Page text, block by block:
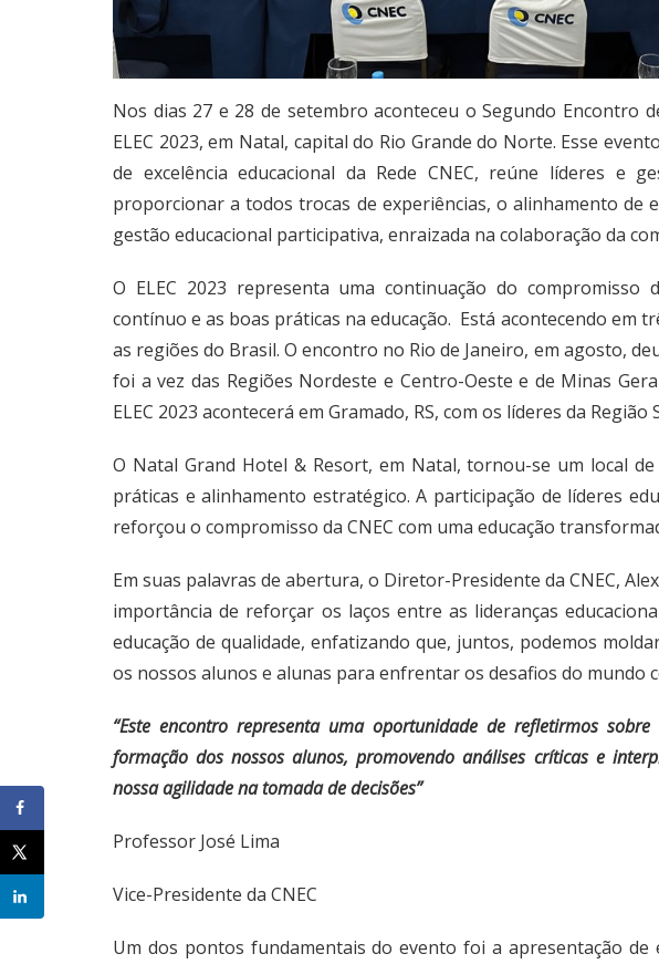
Nos dias 27 e 28 de setembro aconteceu o Segundo Encontro
ELEC 2023, em Natal, capital do Rio Grande do Norte. Esse
de excelência educacional da Rede CNEC, reúne líderes e
proporcionar a todos trocas de experiências, o alinhamento de
gestão educacional participativa, enraizada na colaboração da
O ELEC 2023 representa uma continuação do compromisso
contínuo e as boas práticas na educação. Está acontecendo em
as regiões do Brasil. O encontro no Rio de Janeiro, em agosto,
foi a vez das Regiões Nordeste e Centro-Oeste e de Minas
ELEC 2023 acontecerá em Gramado, RS, com os líderes da Região
O Natal Grand Hotel & Resort, em Natal, tornou-se um local
práticas e alinhamento estratégico. A participação de líderes
reforçou o compromisso da CNEC com uma educação
Em suas palavras de abertura, o Diretor-Presidente da CNEC,
importância de reforçar os laços entre as lideranças
educação de qualidade, enfatizando que, juntos, podemos
os nossos alunos e alunas para enfrentar os desafios do mundo
“Este encontro representa uma oportunidade de refletirmos
formação dos nossos alunos, promovendo análises críticas e
nossa agilidade na tomada de decisões”
Professor José Lima
Vice-Presidente da CNEC
Um dos pontos fundamentais do evento foi a apresentação de